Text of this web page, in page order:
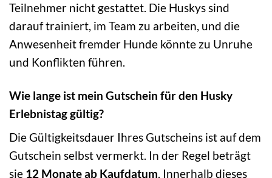
Teilnehmer nicht gestattet. Die Huskys sind
darauf trainiert, im Team zu arbeiten, und die
Anwesenheit fremder Hunde könnte zu Unruhe
und Konflikten führen.
Wie lange ist mein Gutschein für den Husky
Erlebnistag gültig?
Die Gültigkeitsdauer Ihres Gutscheins ist auf dem
Gutschein selbst vermerkt. In der Regel beträgt
sie 12 Monate ab Kaufdatum. Innerhalb dieses